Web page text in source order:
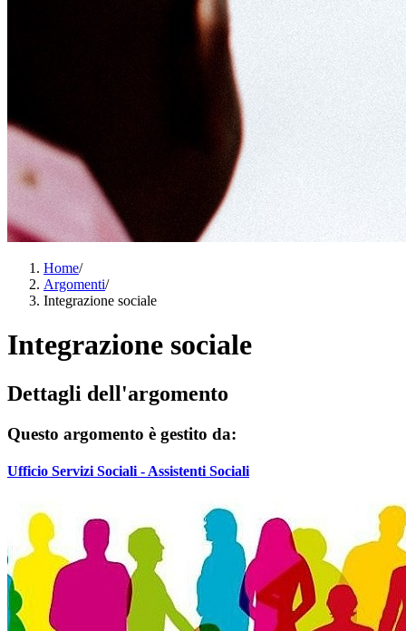
Home/
Argomenti/
Integrazione sociale
Integrazione sociale
Dettagli dell'argomento
Questo argomento è gestito da:
Ufficio Servizi Sociali - Assistenti Sociali